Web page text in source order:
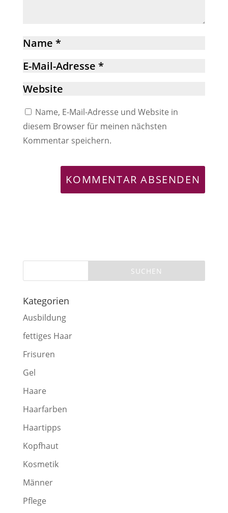
Name, E-Mail-Adresse und Website in
diesem Browser für meinen nächsten
Kommentar speichern.
Kategorien
Ausbildung
fettiges Haar
Frisuren
Gel
Haare
Haarfarben
Haartipps
Kopfhaut
Kosmetik
Männer
Pflege